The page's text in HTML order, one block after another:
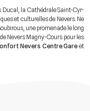
la Cathédrale Saint-Cyr-
et culturelles de Nevers. Ne
une promenade le long
Nevers Magny-Cours pour les
Nevers Centre Gare et